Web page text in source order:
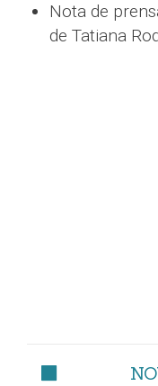
Nota de
de Tatiana